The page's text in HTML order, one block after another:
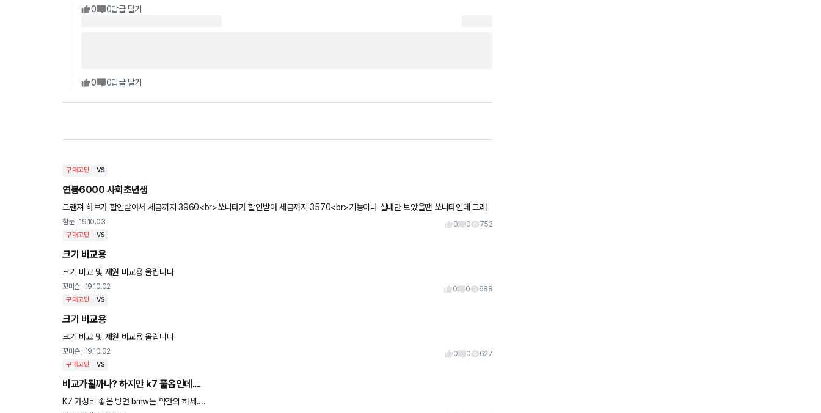
0 0답글 달기
0 0답글 달기
구매고민 VS
연봉6000 사회초년생
그랜져 하브가 할인받아서 세금까지 3960<br>쏘나타가 할인받아 세금까지 3570<br>기능이나 실내만 보았을땐 쏘나타인데 그래
도 차급이 있어 고민이 됩니다 도와주세요!!
함눈 19.10.03 0 0 752
구매고민 VS
크기 비교용
크기 비교 및 제원 비교용 올립니다
꼬미슨 19.10.02 0 0 688
구매고민 VS
크기 비교용
크기 비교 및 제원 비교용 올립니다
꼬미슨 19.10.02 0 0 627
구매고민 VS
비교가될까나? 하지만 k7 풀옵인데....
K7 가성비 좋은 방면 bmw는 약간의 허세....